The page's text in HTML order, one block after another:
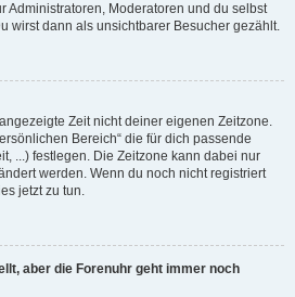
Administratoren, Moderatoren und du selbst
wirst dann als unsichtbarer Besucher gezählt.
Zeit nicht deiner eigenen Zeitzone.
Bereich“ die für dich passende
...) festlegen. Die Zeitzone kann dabei nur
werden. Wenn du noch nicht registriert
jetzt zu tun.
aber die Forenuhr geht immer noch